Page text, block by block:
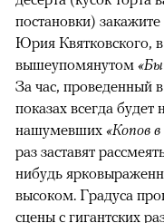
постановки)
Юрия Квятковского,
вышеупомянутом
За час, проведенный
показах всегда
нашумевших «Копов в
раз заставят
нибудь
высоком. Градуса
сцены с гигантских